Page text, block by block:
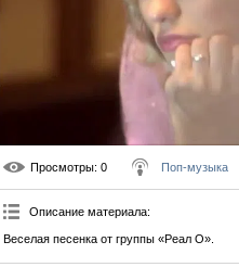
Просмотры: 0 Поп-музыка
Описание материала:
Веселая песенка от группы «Реал О».